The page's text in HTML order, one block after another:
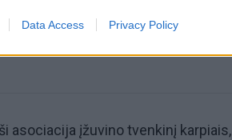
Data Access Privacy Policy
80 tūkstančių žmonių:
asociacija įžuvino tvenkinį karpiais,